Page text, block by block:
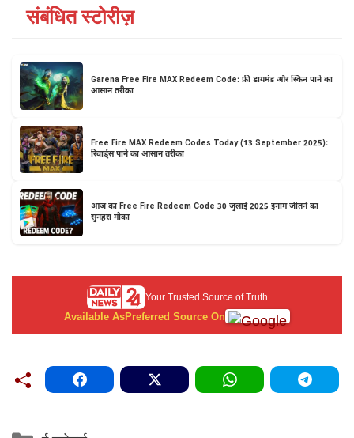
संबंधित स्टोरीज़
Garena Free Fire MAX Redeem Code: फ्री डायमंड और स्किन पाने का
आसान तरीका
Free Fire MAX Redeem Codes Today (13 September 2025):
रिवार्ड्स पाने का आसान तरीका
आज का Free Fire Redeem Code 30 जुलाई 2025 इनाम जीतने का
सुनहरा मौका
Your Trusted Source of Truth
Available AsPreferred Source On
Categories